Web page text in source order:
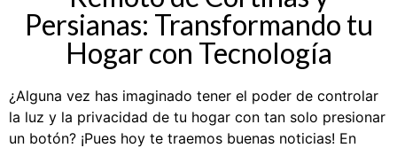
Persianas: Transformando tu
Hogar con Tecnología
¿Alguna vez has imaginado tener el poder de controlar
la luz y la privacidad de tu hogar con tan solo presionar
un botón? ¡Pues hoy te traemos buenas noticias! En